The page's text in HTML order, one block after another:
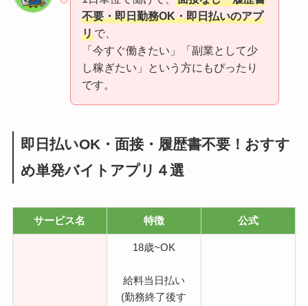
不要・即日勤務OK・即日払いのアプ
リで、
「今すぐ働きたい」「副業として少
し稼ぎたい」という方にもぴったり
です。
即日払いOK・面接・履歴書不要！ おすす
め単発バイトアプリ４選
サービス名 特徴 公式
18歳~OK
給料当日払い
(勤務終了後す